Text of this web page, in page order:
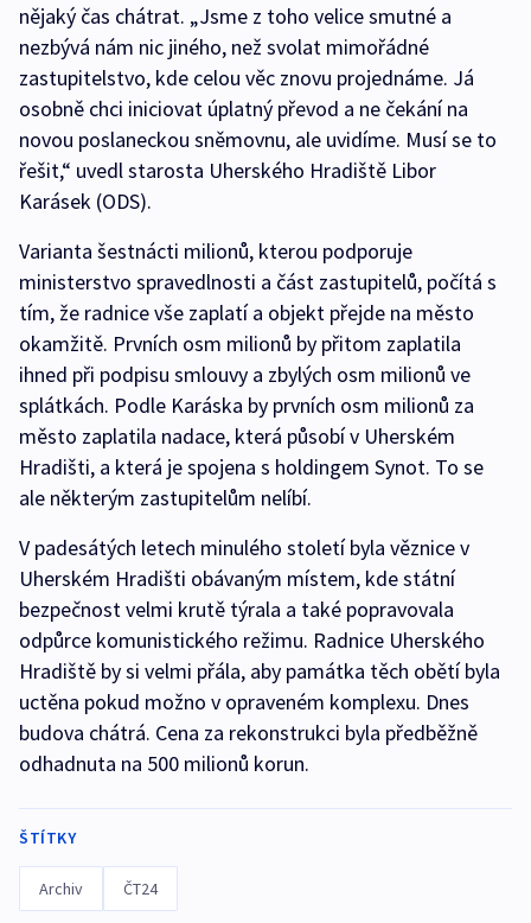
nějaký čas chátrat. „Jsme z toho velice smutné a
nezbývá nám nic jiného, než svolat mimořádné
zastupitelstvo, kde celou věc znovu projednáme. Já
osobně chci iniciovat úplatný převod a ne čekání na
novou poslaneckou sněmovnu, ale uvidíme. Musí se to
řešit,“ uvedl starosta Uherského Hradiště Libor
Karásek (ODS).
Varianta šestnácti milionů, kterou podporuje
ministerstvo spravedlnosti a část zastupitelů, počítá s
tím, že radnice vše zaplatí a objekt přejde na město
okamžitě. Prvních osm milionů by přitom zaplatila
ihned při podpisu smlouvy a zbylých osm milionů ve
splátkách. Podle Karáska by prvních osm milionů za
město zaplatila nadace, která působí v Uherském
Hradišti, a která je spojena s holdingem Synot. To se
ale některým zastupitelům nelíbí.
V padesátých letech minulého století byla věznice v
Uherském Hradišti obávaným místem, kde státní
bezpečnost velmi krutě týrala a také popravovala
odpůrce komunistického režimu. Radnice Uherského
Hradiště by si velmi přála, aby památka těch obětí byla
uctěna pokud možno v opraveném komplexu. Dnes
budova chátrá. Cena za rekonstrukci byla předběžně
odhadnuta na 500 milionů korun.
ŠTÍTKY
Archiv ČT24